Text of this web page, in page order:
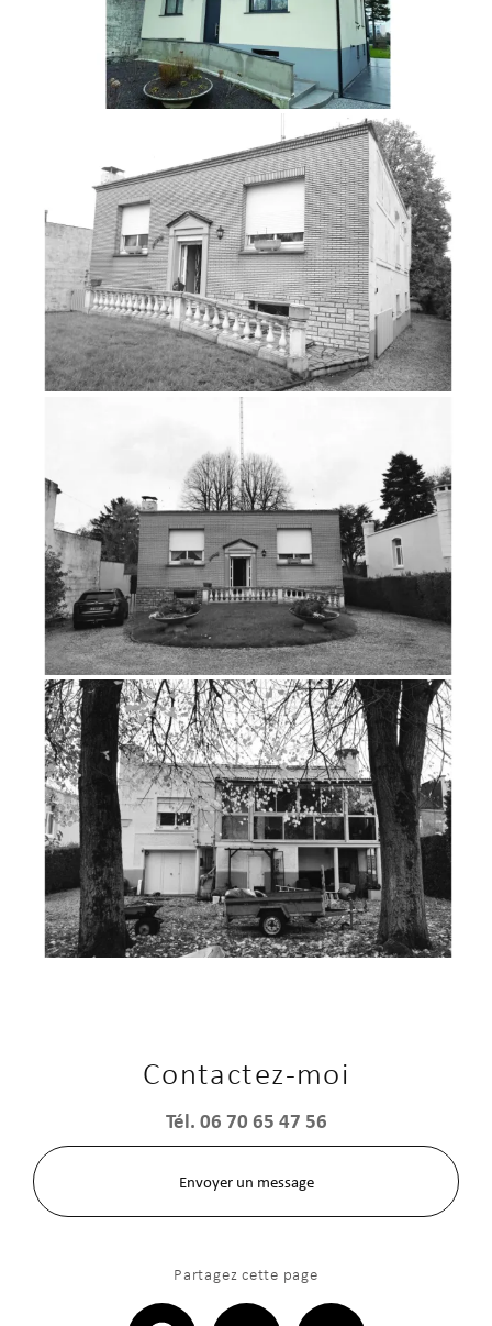
Contactez-moi
Tél.06 70 65 47 56
Envoyer un message
Partagez cette page
Facebook